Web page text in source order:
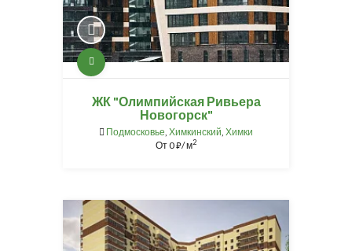
ЖК "Олимпийская Ривьера
Новогорск"
Подмосковье Химкинский Химки
От0⃏/ м2